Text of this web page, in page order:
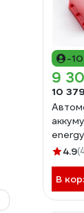
-
9
10
4.9
В